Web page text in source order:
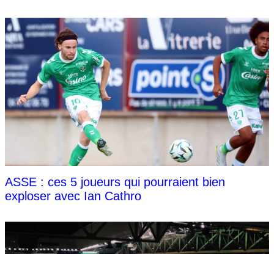
ASSE : ces 5 joueurs qui pourraient bien
exploser avec Ian Cathro